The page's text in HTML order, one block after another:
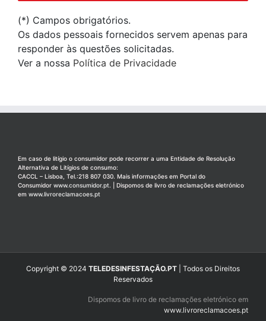
(*) Campos obrigatórios.
Os dados pessoais fornecidos servem apenas para
responder às questões solicitadas.
Ver a nossa Política de Privacidade
Em caso de litígio o consumidor pode recorrer a uma Entidade de Resolução
Alternativa de Litígios de consumo:
CACCL – Lisboa, Tel.:218 807 030. Mais informações em Portal do
Consumidor www.consumidor.pt. | Dispomos de livro de reclamações eletrónico
em www.livroreclamacoes.pt
Copyright © 2024 TELEDESINFESTAÇÃO.PT | Todos os Direitos
Reservados
Dispomos de livro de reclamações eletrónico em
www.livroreclamacoes.pt